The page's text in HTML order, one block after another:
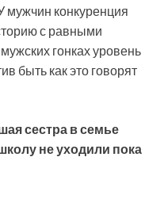
мужчин конкуренция
с равными
гонках уровень
быть как это говорят
сестра в семье
не уходили пока